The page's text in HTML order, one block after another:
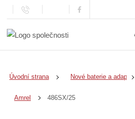
Úvodní strana Nové baterie a adaptéry
Amrel 486SX/25